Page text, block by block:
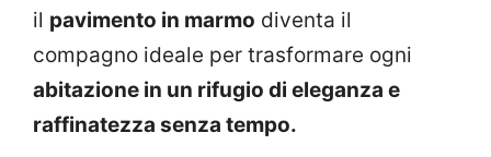
il pavimento in marmo diventa il
compagno ideale per trasformare ogni
abitazione in un rifugio di eleganza e
raffinatezza senza tempo.